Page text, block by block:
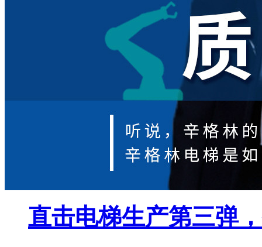
直击电梯生产第三弹